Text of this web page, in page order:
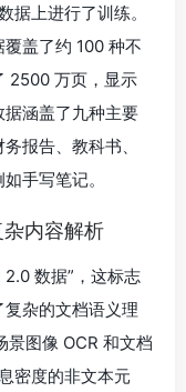
上进行了训练。
盖了约 100 种不
2500 万页，显示
涵盖了九种主要
报告、教科书、
手写笔记。
内容解析
数据”，这标志
杂的文档语义理
景图像 OCR 和文档
密度的非文本元